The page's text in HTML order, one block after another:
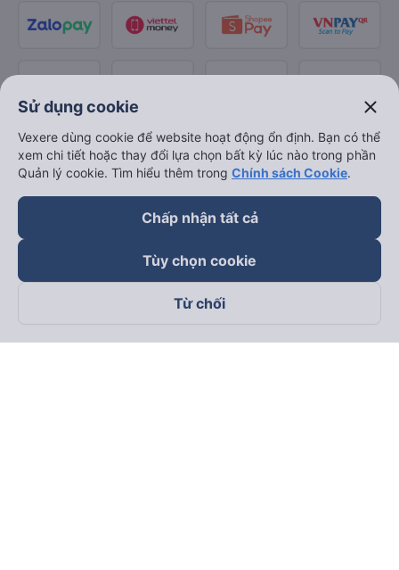
Theo dõi chúng tôi trên
Sử dụng cookie close
Vexere dùng cookie để website hoạt động ổn định. Bạn có thể
xem chi tiết hoặc thay đổi lựa chọn bất kỳ lúc nào trong phần
Quản lý cookie. Tìm hiểu thêm trong Chính sách Cookie.
Chấp nhận tất cả
Tùy chọn cookie
Từ chối